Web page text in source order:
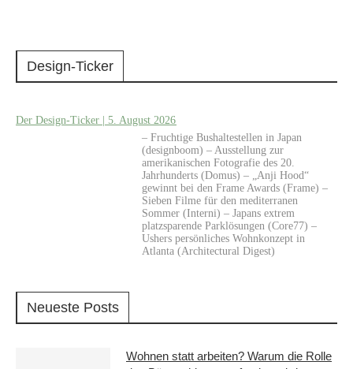
Design-Ticker
Der Design-Ticker | 5. August 2026
– Fruchtige Bushaltestellen in Japan
(designboom) – Ausstellung zur
amerikanischen Fotografie des 20.
Jahrhunderts (Domus) – „Anji Hood“
gewinnt bei den Frame Awards (Frame) –
Sieben Filme für den mediterranen
Sommer (Interni) – Japans extrem
platzsparende Parklösungen (Core77) –
Ushers persönliches Wohnkonzept in
Atlanta (Architectural Digest)
Neueste Posts
Wohnen statt arbeiten? Warum die Rolle